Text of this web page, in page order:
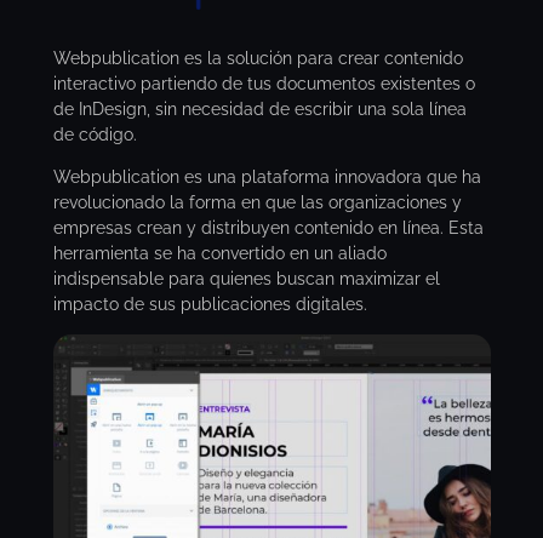
Webpublication es la solución para crear contenido
interactivo partiendo de tus documentos existentes o
de InDesign, sin necesidad de escribir una sola línea
de código.
Webpublication es una plataforma innovadora que ha
revolucionado la forma en que las organizaciones y
empresas crean y distribuyen contenido en línea. Esta
herramienta se ha convertido en un aliado
indispensable para quienes buscan maximizar el
impacto de sus publicaciones digitales.